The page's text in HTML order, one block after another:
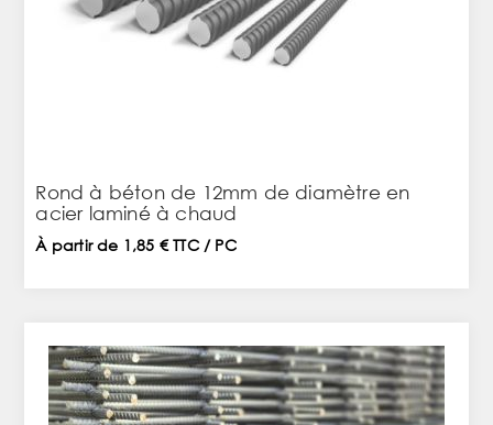
Rond à béton de 12mm de diamètre en
acier laminé à chaud
À partir de 1,85 € TTC / PC